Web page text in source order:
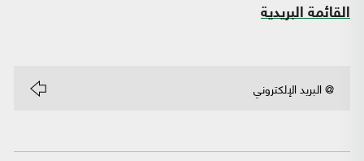
القائمة البريدية